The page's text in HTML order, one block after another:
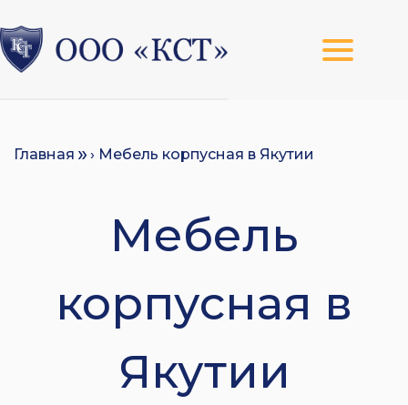
Главная › Мебель корпусная в Якутии
Мебель
корпусная в
Якутии